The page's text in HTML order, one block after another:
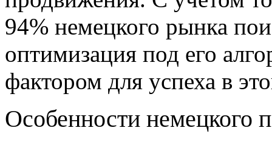
94% немецкого рынка
оптимизация под его
фактором для успеха в
Особенности немецкого